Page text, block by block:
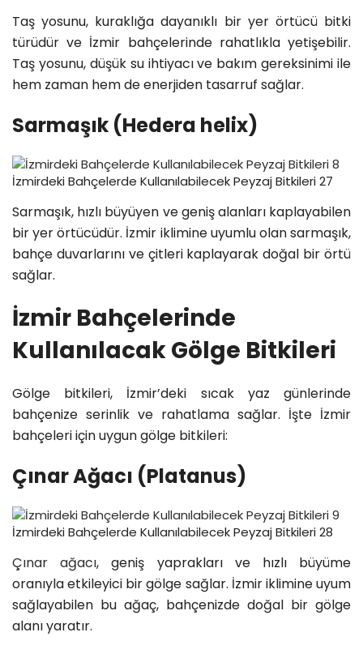
Taş yosunu, kuraklığa dayanıklı bir yer örtücü bitki
türüdür ve İzmir bahçelerinde rahatlıkla yetişebilir.
Taş yosunu, düşük su ihtiyacı ve bakım gereksinimi ile
hem zaman hem de enerjiden tasarruf sağlar.
Sarmaşık (Hedera helix)
İzmirdeki Bahçelerde Kullanılabilecek Peyzaj Bitkileri 27
Sarmaşık, hızlı büyüyen ve geniş alanları kaplayabilen
bir yer örtücüdür. İzmir iklimine uyumlu olan sarmaşık,
bahçe duvarlarını ve çitleri kaplayarak doğal bir örtü
sağlar.
İzmir Bahçelerinde
Kullanılacak Gölge Bitkileri
Gölge bitkileri, İzmir’deki sıcak yaz günlerinde
bahçenize serinlik ve rahatlama sağlar. İşte İzmir
bahçeleri için uygun gölge bitkileri:
Çınar Ağacı (Platanus)
İzmirdeki Bahçelerde Kullanılabilecek Peyzaj Bitkileri 28
Çınar ağacı, geniş yaprakları ve hızlı büyüme
oranıyla etkileyici bir gölge sağlar. İzmir iklimine uyum
sağlayabilen bu ağaç, bahçenizde doğal bir gölge
alanı yaratır.